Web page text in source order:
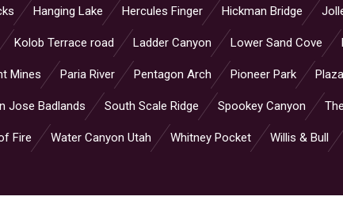
Hanging Lake Hercules Finger Hickman Bridge
Kolob Terrace road Ladder Canyon Lower Sand Cove
Mines Paria River Pentagon Arch Pioneer Park
Jose Badlands South Scale Ridge Spookey Canyon
Fire Water Canyon Utah Whitney Pocket Willis & Bull